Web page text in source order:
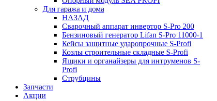
Для гаража и дома
НАЗАД
Сварочный аппарат инвертор S-Pro 200
Бензиновый генератор Lifan S-Pro 11000-1
Кейсы защитные ударопрочные S-Profi
Козлы строительные складные S-Profi
Ящики и органайзеры для интруменов S-
Profi
Струбцины
Запчасти
Акции